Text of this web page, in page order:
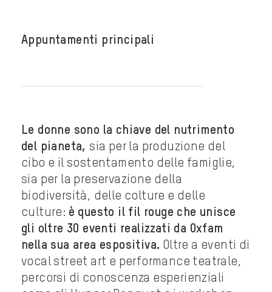
Appuntamenti principali
Le donne sono la chiave del nutrimento
del pianeta, sia per la produzione del
cibo e il sostentamento delle famiglie,
sia per la preservazione della
biodiversità, delle colture e delle
culture: è questo il fil rouge che unisce
gli oltre 30 eventi realizzati da Oxfam
nella sua area espositiva. Oltre a eventi di
vocal street art e performance teatrale,
percorsi di conoscenza esperienziali